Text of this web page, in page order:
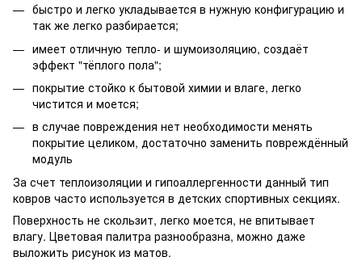
быстро и легко укладывается в нужную конфигурацию и
так же легко разбирается;
имеет отличную тепло- и шумоизоляцию, создаёт
эффект "тёплого пола";
покрытие стойко к бытовой химии и влаге, легко
чистится и моется;
в случае повреждения нет необходимости менять
покрытие целиком, достаточно заменить повреждённый
модуль
За счет теплоизоляции и гипоаллергенности данный тип
ковров часто используется в детских спортивных секциях.
Поверхность не скользит, легко моется, не впитывает
влагу. Цветовая палитра разнообразна, можно даже
выложить рисунок из матов.